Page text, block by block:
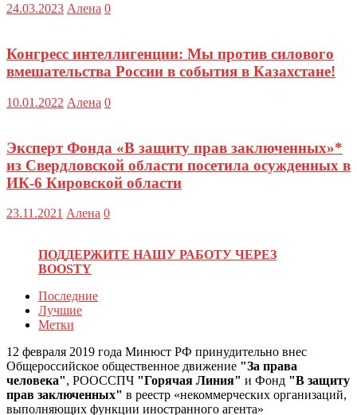
24.03.2023 Алена 0
Конгресс интеллигенции: Мы против силового
вмешательства России в события в Казахстане!
10.01.2022 Алена 0
Эксперт Фонда «В защиту прав заключенных»*
из Свердловской области посетила осужденных в
ИК-6 Кировской области
23.11.2021 Алена 0
ПОДДЕРЖИТЕ НАШУ РАБОТУ ЧЕРЕЗ
BOOSTY
Последние
Лучшие
Метки
12 февраля 2019 года Минюст РФ принудительно внес
Общероссийское общественное движение "За права
человека", РООССПЧ "Горячая Линия" и Фонд "В защиту
прав заключенных" в реестр «некоммерческих организаций,
выполняющих функции иностранного агента»